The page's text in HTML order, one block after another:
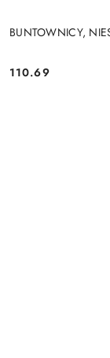
BUNTOWNICY,
Cena:
110.69